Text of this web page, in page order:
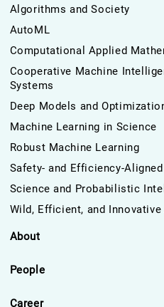
Algorithms and Society
AutoML
Computational Applied
Cooperative Machine
Systems
Deep Models and
Machine Learning in Science
Robust Machine Learning
Safety- and Efficiency-
Science and Probabilistic
Wild, Efficient, and Innovative
About
People
Career